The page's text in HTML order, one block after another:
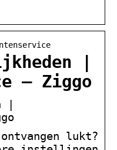
|
– Ziggo
|
lukt?